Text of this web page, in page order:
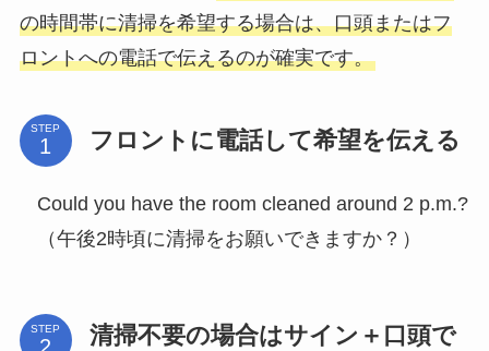
の時間帯に清掃を希望する場合は、口頭またはフ
ロントへの電話で伝えるのが確実です。
STEP フロントに電話して希望を伝える
Could you have the room cleaned around 2 p.m.?
（午後2時頃に清掃をお願いできますか？）
STEP
清掃不要の場合はサイン＋口頭で